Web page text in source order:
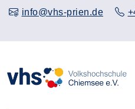
info@vhs-prien.de